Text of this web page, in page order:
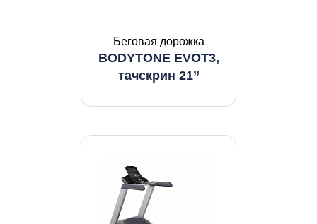
Беговая дорожка
BODYTONE EVOT3,
тачскрин 21’’